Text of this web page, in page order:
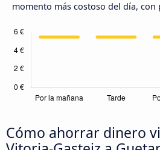
momento más costoso del día, con
Cómo ahorrar dinero